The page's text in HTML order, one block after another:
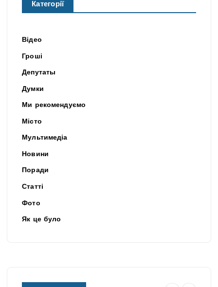
Категорії
Відео
Гроші
Депутаты
Думки
Ми рекомендуємо
Місто
Мультимедіа
Новини
Поради
Статті
Фото
Як це було